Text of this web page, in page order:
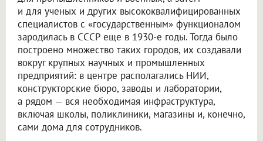
и для ученых и других высококвалифицированных
специалистов с «государственным» функционалом
зародилась в СССР еще в 1930-е годы. Тогда было
построено множество таких городов, их создавали
вокруг крупных научных и промышленных
предприятий: в центре располагались НИИ,
конструкторские бюро, заводы и лаборатории,
а рядом — вся необходимая инфраструктура,
включая школы, поликлиники, магазины и, конечно,
сами дома для сотрудников.